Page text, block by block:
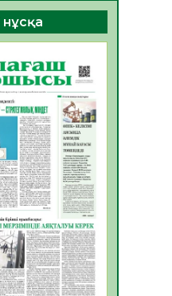
35 0
–
НЕГІЗІ
32
–
35
тиімділігі
36
туралы
нұсқа